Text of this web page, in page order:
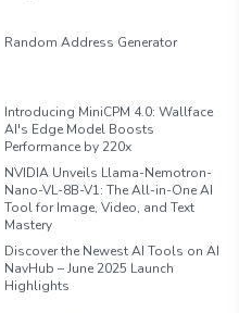
Random Address Generator
Introducing MiniCPM 4.0: Wallface
AI's Edge Model Boosts
Performance by 220x
NVIDIA Unveils Llama-Nemotron-
Nano-VL-8B-V1: The All-in-One AI
Tool for Image, Video, and Text
Mastery
Discover the Newest AI Tools on AI
NavHub – June 2025 Launch
Highlights